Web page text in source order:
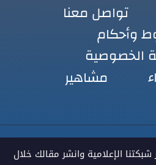
تواصل معنا
وأحكام
الخصوصية
مشاهير
شبكتنا الإعلامية وانشر مقالك خلال